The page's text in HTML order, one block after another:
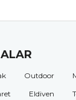
Outdoor
Eldiven